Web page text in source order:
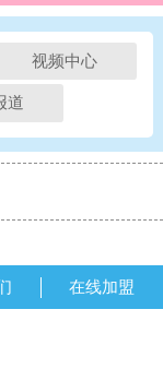
视频中心
道
在线加盟